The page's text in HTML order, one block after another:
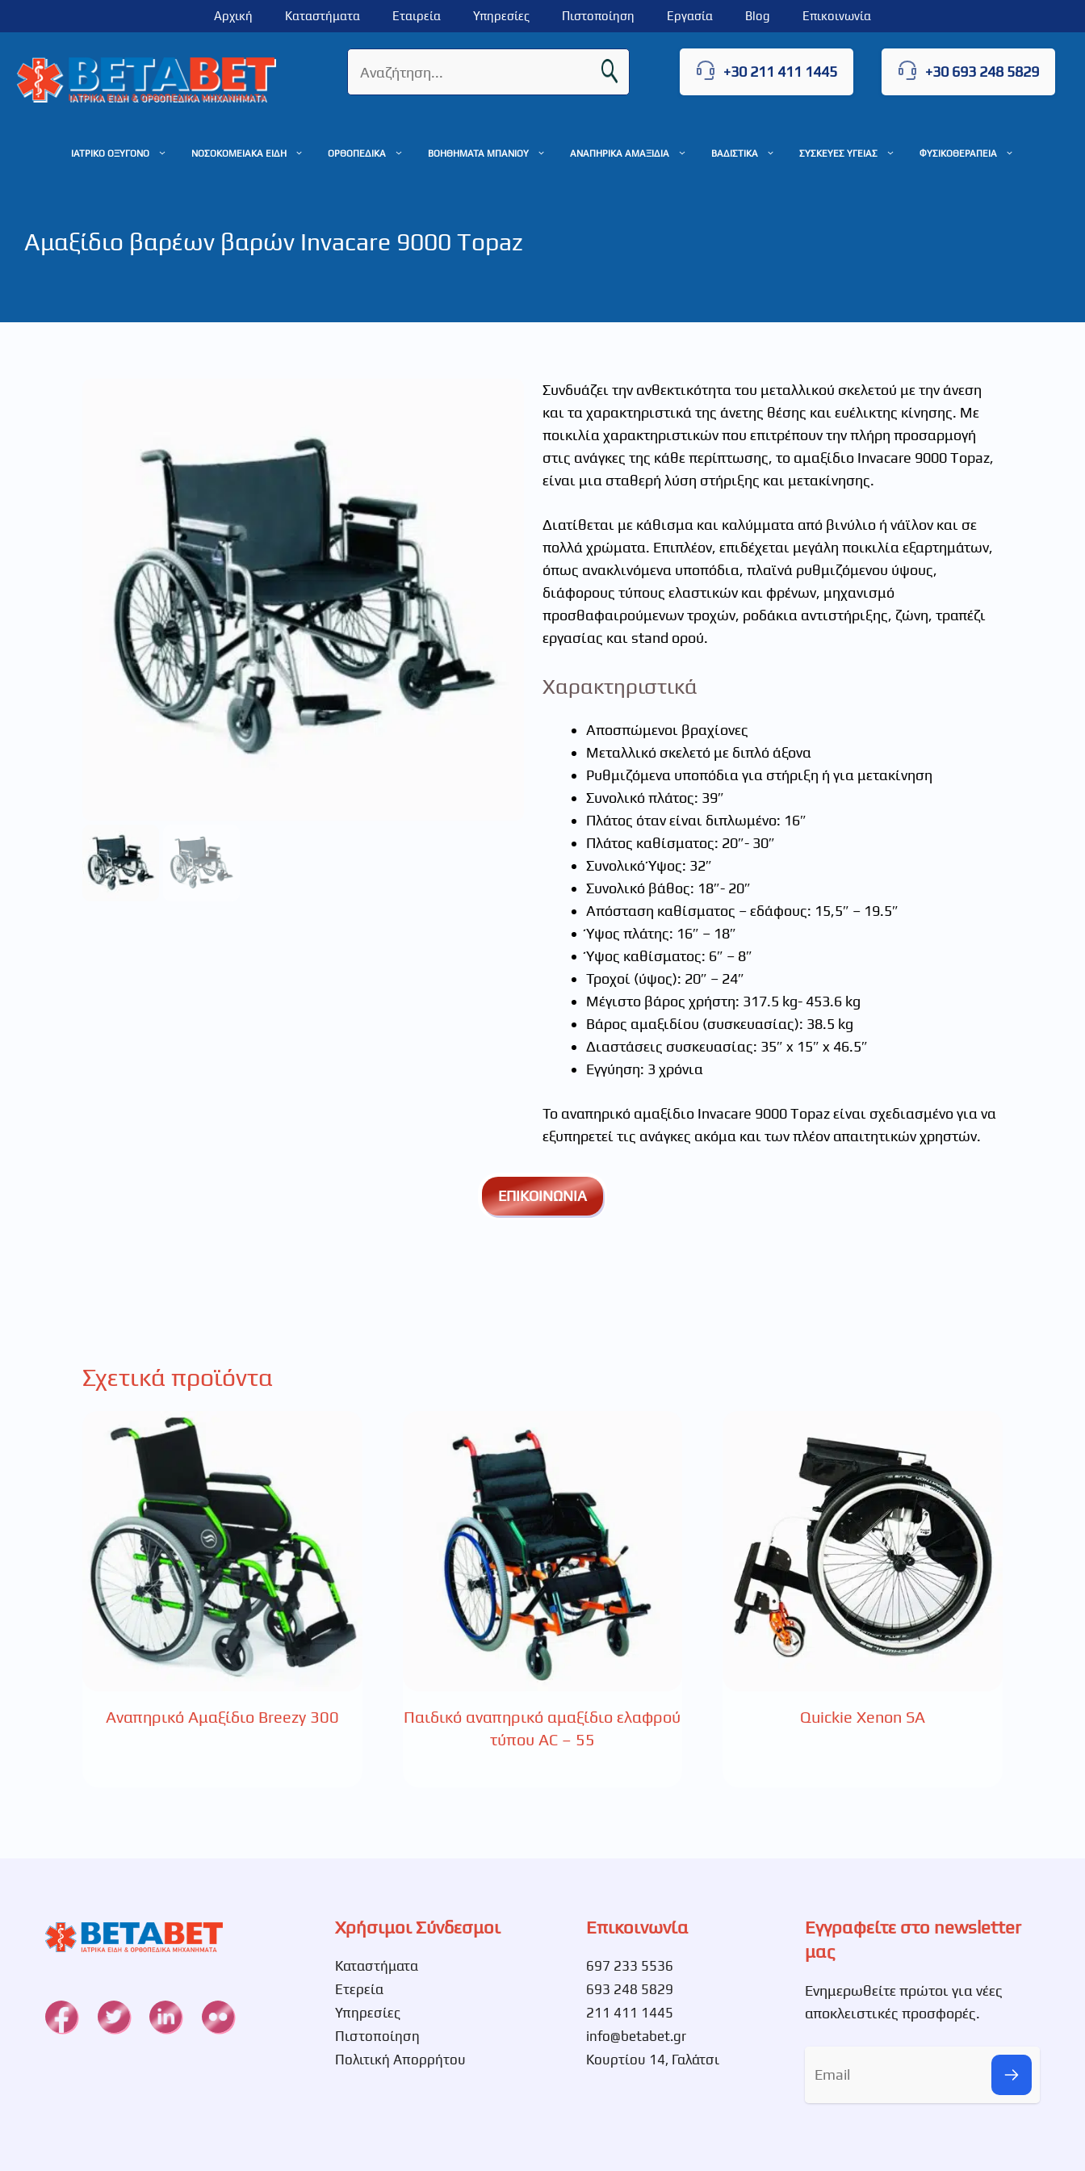
σε
περιεχόμενο
Αρχική Καταστήματα Εταιρεία Υπηρεσίες Πιστοποίηση Εργασία Blog Επικοινωνία
+30 211 411 1445 +30 693 248 5829
ΙΑΤΡΙΚΟ ΟΞΥΓΟΝΟ ΝΟΣΟΚΟΜΕΙΑΚΑ ΕΙΔΗ ΟΡΘΟΠΕΔΙΚΑ ΒΟΗΘΗΜΑΤΑ ΜΠΑΝΙΟΥ ΑΝΑΠΗΡΙΚΑ ΑΜΑΞΙΔΙΑ ΒΑΔΙΣΤΙΚΑ ΣΥΣΚΕΥΕΣ ΥΓΕΙΑΣ ΦΥΣΙΚΟΘΕΡΑΠΕΙΑ
Αμαξίδιο βαρέων βαρών Invacare 9000 Topaz
Συνδυάζει την ανθεκτικότητα του μεταλλικού σκελετού με την άνεση
και τα χαρακτηριστικά της άνετης θέσης και ευέλικτης κίνησης. Με
ποικιλία χαρακτηριστικών που επιτρέπουν την πλήρη προσαρμογή
στις ανάγκες της κάθε περίπτωσης, το αμαξίδιο Invacare 9000 Topaz,
είναι μια σταθερή λύση στήριξης και μετακίνησης.
Διατίθεται με κάθισμα και καλύμματα από βινύλιο ή νάϊλον και σε
πολλά χρώματα. Επιπλέον, επιδέχεται μεγάλη ποικιλία εξαρτημάτων,
όπως ανακλινόμενα υποπόδια, πλαϊνά ρυθμιζόμενου ύψους,
διάφορους τύπους ελαστικών και φρένων, μηχανισμό
προσθαφαιρούμενων τροχών, ροδάκια αντιστήριξης, ζώνη, τραπέζι
εργασίας και stand ορού.
Χαρακτηριστικά
Αποσπώμενοι βραχίονες
Μεταλλικό σκελετό με διπλό άξονα
Ρυθμιζόμενα υποπόδια για στήριξη ή για μετακίνηση
Συνολικό πλάτος: 39″
Πλάτος όταν είναι διπλωμένο: 16″
Πλάτος καθίσματος: 20″- 30″
Συνολικό Ύψος: 32″
Συνολικό βάθος: 18″- 20″
Απόσταση καθίσματος – εδάφους: 15,5″ – 19.5″
Ύψος πλάτης: 16″ – 18″
Ύψος καθίσματος: 6″ – 8″
Τροχοί (ύψος): 20″ – 24″
Μέγιστο βάρος χρήστη: 317.5 kg- 453.6 kg
Βάρος αμαξιδίου (συσκευασίας): 38.5 kg
Διαστάσεις συσκευασίας: 35″ x 15″ x 46.5″
Εγγύηση: 3 χρόνια
Το αναπηρικό αμαξίδιο Invacare 9000 Topaz είναι σχεδιασμένο για να
εξυπηρετεί τις ανάγκες ακόμα και των πλέον απαιτητικών χρηστών.
ΕΠΙΚΟΙΝΩΝΙΑ
Σχετικά προϊόντα
Αναπηρικό Αμαξίδιο Breezy 300
Παιδικό αναπηρικό αμαξίδιο ελαφρού
τύπου AC – 55
Quickie Xenon SA
Χρήσιμοι Σύνδεσμοι
Καταστήματα
Ετερεία
Υπηρεσίες
Πιστοποίηση
Πολιτική Απορρήτου
Επικοινωνία
697 233 5536
693 248 5829
211 411 1445
info@betabet.gr
Κουρτίου 14, Γαλάτσι
Εγγραφείτε στο newsletter
μας
Ενημερωθείτε πρώτοι για νέες
αποκλειστικές προσφορές.